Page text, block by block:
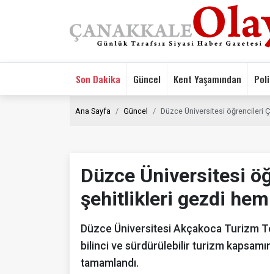
Son Dakika Güncel Kent Yaşamından
Ana Sayfa Güncel Düzce Üniversitesi öğrencileri
Düzce Üniversitesi
şehitlikleri gezdi
Düzce Üniversitesi Akçakoca Turizm
bilinci ve sürdürülebilir turizm
tamamlandı.